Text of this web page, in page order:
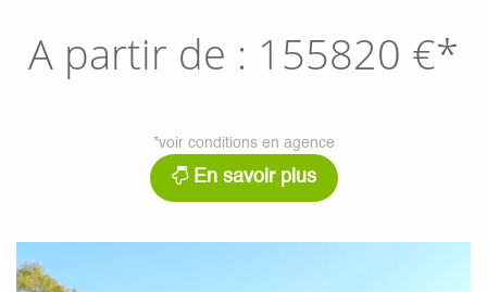
A partir de : 155820 €*
*voir conditions en agence
En savoir plus